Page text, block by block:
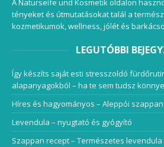
A Naturseife und Kosmetik oldalon
tényeket és útmutatásokat talál a
kozmetikumok, wellness, jólét és
LEGUTÓBBI
Így készíts saját esti stresszoldó
alapanyagokból – ha te sem tudsz
Híres és hagyományos – Aleppói szappan
Levendula – nyugtató és gyógyító
Szappan recept – Természetes